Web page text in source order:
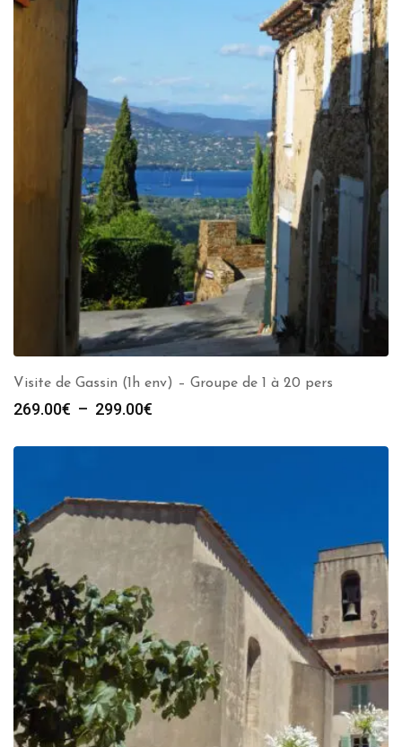
Visite de Gassin (1h env) – Groupe de 1 à 20 pers
269.00€ – 299.00€
prix :
299.00€